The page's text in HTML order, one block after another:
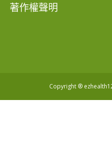
著作權聲明
Copyright ®